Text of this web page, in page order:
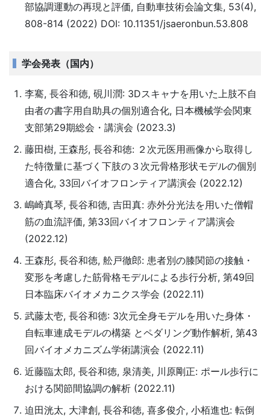
部協調運動の再現と評価, 自動車技術会論文集, 53(4),
808-814 (2022) DOI: 10.11351/jsaeronbun.53.808
学会発表（国内）
李騫, 長谷和徳, 硯川潤: 3Dスキャナを用いた上肢不自
由者の書字用自助具の個別適合化, 日本機械学会関東
支部第29期総会・講演会 (2023.3)
藤田樹, 王森彤, 長谷和徳: ２次元医用画像から取得し
た特徴量に基づく下肢の３次元骨格形状モデルの個別
適合化, 33回バイオフロンティア講演会 (2022.12)
嶋崎真琴, 長谷和徳, 吉田真: 赤外分光法を用いた僧帽
筋の血流評価, 第33回バイオフロンティア講演会
(2022.12)
王森彤, 長谷和徳, 舩戸徹郎: 患者別の膝関節の接触・
変形を考慮した筋骨格モデルによる歩行分析, 第49回
日本臨床バイオメカニクス学会 (2022.11)
武藤太壱, 長谷和徳: 3次元全身モデルを用いた身体・
自転車連成モデルの構築 とペダリング動作解析, 第43
回バイオメカニズム学術講演会 (2022.11)
近藤臨太郎, 長谷和徳, 泉清美, 川原剛正: ポール歩行に
おける関節間協調の解析 (2022.11)
迫田洸太, 大津創, 長谷和徳, 喜多俊介, 小栢進也: 転倒